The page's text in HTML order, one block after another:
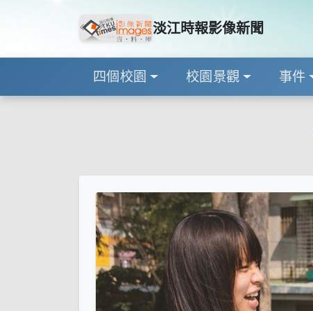
淡江時報影像新聞
四個校園 校園景觀 事件